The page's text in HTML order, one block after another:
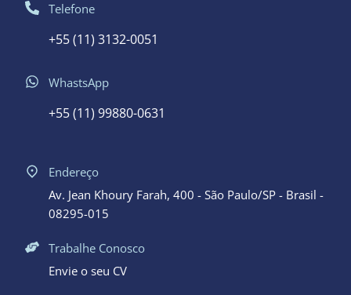
Telefone
+55 (11) 3132-0051
WhastsApp
+55 (11) 99880-0631
Endereço
Av. Jean Khoury Farah, 400 - São Paulo/SP - Brasil -
08295-015
Trabalhe Conosco
Envie o seu CV